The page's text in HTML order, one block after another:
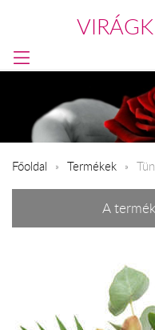
Főoldal Termékek
A